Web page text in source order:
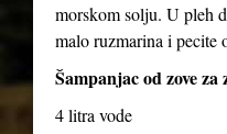
morskom solju. U pleh
malo ruzmarina i
Šampanjac od zove
4 litra vode